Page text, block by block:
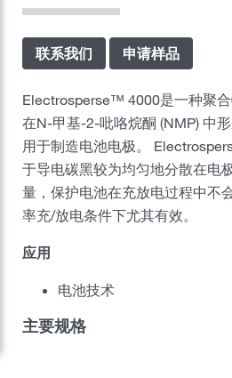
嘉吉远洋运输部
嘉吉生物工业
嘉吉美丽护理
制药
职业发展
可持续发展
新闻中心
联系我们 申请样品
Electrosperse™ 4000是一种聚
在N-甲基-2-吡咯烷酮 (NMP) 中
用于制造电池电极。
于导电碳黑较为均匀地分散在电
量，保护电池在充放电过程中不
率充/放电条件下尤其有效。
应用
电池技术
主要规格